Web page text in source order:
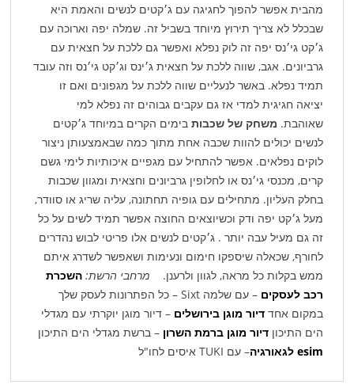
מהבית אפשר להפוך לחגיגה עם ג׳קטים לנשים והאמת היא
שבכלל לא צריך תירוץ מיוחד בשביל זה. שמלה יפה וארוכה עם
ג׳קט גי׳נס יפה זה לוק נפלא ואפשר גם ללכת על חצאית עם
גרביונים. אגב, שווה ללכת על חצאית ג׳ינס וג׳קט גי׳נס וזה עובד
תמיד נפלא. באשר לנעליים שווה ללכת על מגפונים ואם זו
יציאה חגיגית למדי אז גם עקבים גבוהים זה נפלא למי
שאוהבת. משחק של שכבות בימים הקרים במיוחד ג׳קטים
לנשים יכולים להוות שכבה אחת מתוך כמה שבאמצעותן ניצור
לוקים נפלאים. אפשר להתחיל עם מגפיים איכותיות לימי גשם
קרים, מכנסי גי׳נס או לחלופין גרביונים וחצאית ומגוון שכבות
בחלק העליון. מתחילים עם גופיה תחתונה, עליה שריג או סוודר,
מעל ג׳קט יפה ודק וכשיוצאים החוצה אפשר תמיד לשים על כל
זה גם מעיל עבה יותר . ג׳קטים לנשים אלו פריטי לבוש נהדרים
לחורף, שכאלה שיספקו חימום ונעימות ושאפשר לשדרג איתם
ממש בקלות כל מראה, לגוון ולרענן.
מרחבי הרשת: השכרת
רכב לעסקים
– עם שלמה Sixt – כל הפתרונות לעסק שלך
במקום אחדדיור מוגן בירושלים – דיור מוגן יוקרתי עם מגדלי
הים התיכוןדיור מוגן ברמת השרון – ברשת מגדלי הים התיכון
esim לגאורגיה– עם TUKI איסים לחו"ל